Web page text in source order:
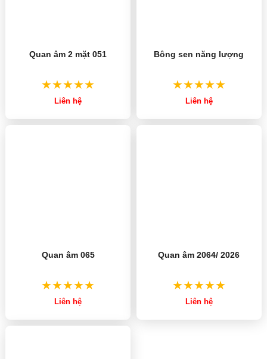
Quan âm 2 mặt 051
Liên hệ
Bông sen năng lượng
Liên hệ
Quan âm 065
Liên hệ
Quan âm 2064/ 2026
Liên hệ